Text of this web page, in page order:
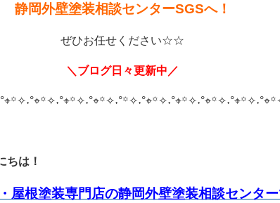
静岡外壁塗装相談センターSGSへ！
ぜひお任せください☆☆
＼ブログ日々更新中／
ちは！
屋根塗装専門店の静岡外壁塗装相談センタ